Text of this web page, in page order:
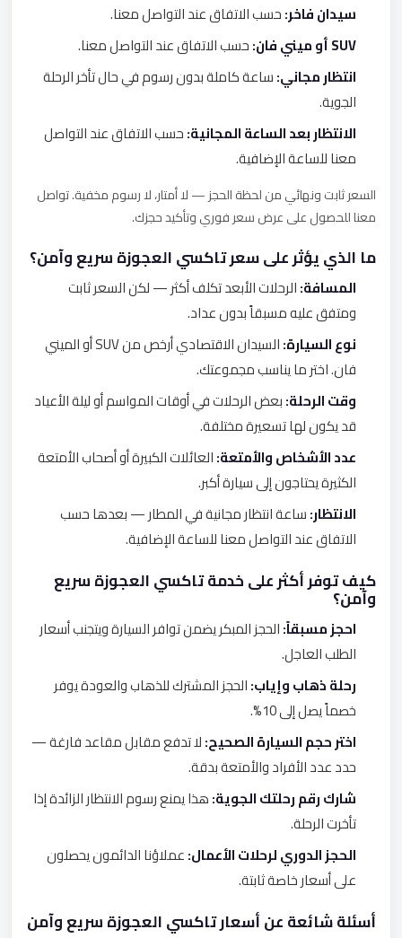
سيدان فاخر:حسب الاتفاق عند التواصل معنا.
SUV أو ميني فان:
حسب الاتفاق عند التواصل معنا.
انتظار مجاني:ساعة كاملة بدون رسوم في حال تأخر الرحلة
الجوية.
الانتظار بعد الساعة المجانية:حسب الاتفاق عند التواصل
معنا للساعة الإضافية.
السعر ثابت ونهائي من لحظة الحجز — لا أمتار، لا رسوم مخفية. تواصل
معنا للحصول على عرض سعر فوري وتأكيد حجزك.
ما الذي يؤثر على سعر تاكسي العجوزة سريع وآمن؟
المسافة:الرحلات الأبعد تكلف أكثر — لكن السعر ثابت
ومتفق عليه مسبقاً بدون عداد.
نوع السيارة:
السيدان الاقتصادي أرخص من SUV أو الميني
فان. اختر ما يناسب مجموعتك.
وقت الرحلة:بعض الرحلات في أوقات المواسم أو ليلة الأعياد
قد يكون لها تسعيرة مختلفة.
عدد الأشخاص والأمتعة:العائلات الكبيرة أو أصحاب الأمتعة
الكثيرة يحتاجون إلى سيارة أكبر.
الانتظار:ساعة انتظار مجانية في المطار — بعدها حسب
الاتفاق عند التواصل معنا للساعة الإضافية.
كيف توفر أكثر على خدمة تاكسي العجوزة سريع
وآمن؟
احجز مسبقاً:الحجز المبكر يضمن توافر السيارة ويتجنب أسعار
الطلب العاجل.
رحلة ذهاب وإياب:الحجز المشترك للذهاب والعودة يوفر
خصماً يصل إلى 10%.
اختر حجم السيارة الصحيح:لا تدفع مقابل مقاعد فارغة —
حدد عدد الأفراد والأمتعة بدقة.
شارك رقم رحلتك الجوية:هذا يمنع رسوم الانتظار الزائدة إذا
تأخرت الرحلة.
الحجز الدوري لرحلات الأعمال:عملاؤنا الدائمون يحصلون
على أسعار خاصة ثابتة.
أسئلة شائعة عن أسعار تاكسي العجوزة سريع وآمن